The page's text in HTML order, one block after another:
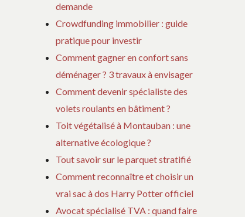
demande
Crowdfunding immobilier : guide
pratique pour investir
Comment gagner en confort sans
déménager ? 3 travaux à envisager
Comment devenir spécialiste des
volets roulants en bâtiment ?
Toit végétalisé à Montauban : une
alternative écologique ?
Tout savoir sur le parquet stratifié
Comment reconnaître et choisir un
vrai sac à dos Harry Potter officiel
Avocat spécialisé TVA : quand faire